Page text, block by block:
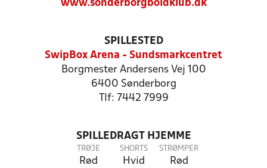
www.sonderborgboldklub.dk
SPILLESTED
SwipBox Arena - Sundsmarkcentret
Borgmester Andersens Vej 100
6400 Sønderborg
Tlf: 7442 7999
SPILLEDRAGT HJEMME
TRØJE
Rød
SHORTS
Hvid
STRØMPER
Rød